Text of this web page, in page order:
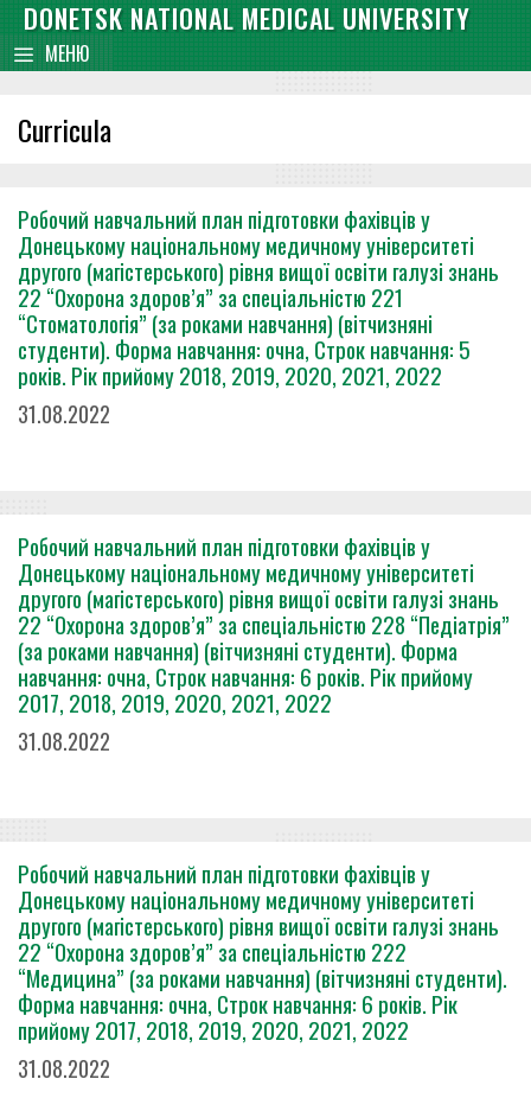
content
Skip
to
content
DONETSK NATIONAL MEDICAL UNIVERSITY
МЕНЮ
Curricula
Робочий навчальний план підготовки фахівців у
Донецькому національному медичному університеті
другого (магістерського) рівня вищої освіти галузі знань
22 “Охорона здоров’я” за спеціальністю 221
“Стоматологія” (за роками навчання) (вітчизняні
студенти). Форма навчання: очна, Строк навчання: 5
років. Рік прийому 2018, 2019, 2020, 2021, 2022
31.08.2022
Робочий навчальний план підготовки фахівців у
Донецькому національному медичному університеті
другого (магістерського) рівня вищої освіти галузі знань
22 “Охорона здоров’я” за спеціальністю 228 “Педіатрія”
(за роками навчання) (вітчизняні студенти). Форма
навчання: очна, Строк навчання: 6 років. Рік прийому
2017, 2018, 2019, 2020, 2021, 2022
31.08.2022
Робочий навчальний план підготовки фахівців у
Донецькому національному медичному університеті
другого (магістерського) рівня вищої освіти галузі знань
22 “Охорона здоров’я” за спеціальністю 222
“Медицина” (за роками навчання) (вітчизняні студенти).
Форма навчання: очна, Строк навчання: 6 років. Рік
прийому 2017, 2018, 2019, 2020, 2021, 2022
31.08.2022